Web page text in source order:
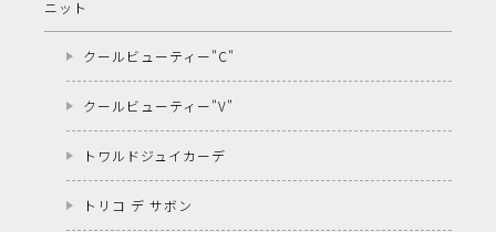
ニット
クールビューティー"C"
クールビューティー"V"
トワルドジュイカーデ
トリコ デ サボン